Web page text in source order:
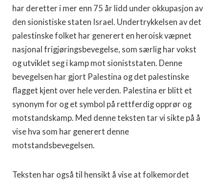
har deretter i mer enn 75 år lidd under okkupasjon av
den sionistiske staten Israel. Undertrykkelsen av det
palestinske folket har generert en heroisk væpnet
nasjonal frigjøringsbevegelse, som særlig har vokst
og utviklet seg i kamp mot sioniststaten. Denne
bevegelsen har gjort Palestina og det palestinske
flagget kjent over hele verden. Palestina er blitt et
synonym for og et symbol på rettferdig opprør og
motstandskamp. Med denne teksten tar vi sikte på å
vise hva som har generert denne
motstandsbevegelsen.
Teksten har også til hensikt å vise at folkemordet